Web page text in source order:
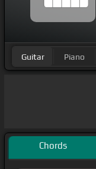
Guitar Piano
Chords